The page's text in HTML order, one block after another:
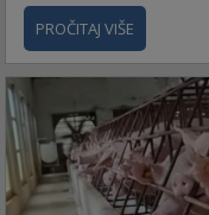
PROČITAJ VIŠE